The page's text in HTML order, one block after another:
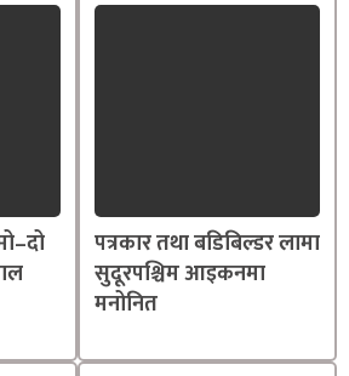
पत्रकार तथा बडिबिल्डर लामा
सुदूरपश्चिम आइकनमा
मनोनित